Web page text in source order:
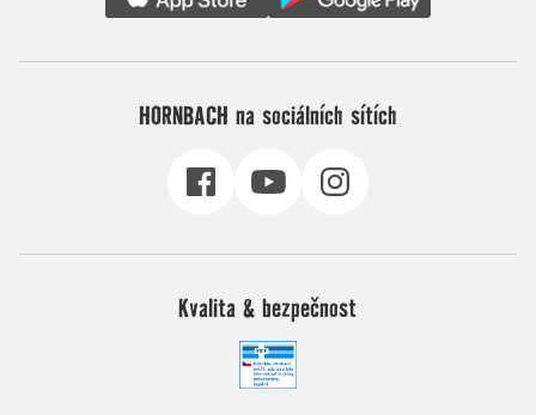
HORNBACH na sociálních sítích
Kvalita & bezpečnost